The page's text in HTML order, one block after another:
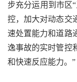
步充分运用到市区
控，加大对动态交
速处置能力和道路
逸事故的实时管控
和快速反应能力。”